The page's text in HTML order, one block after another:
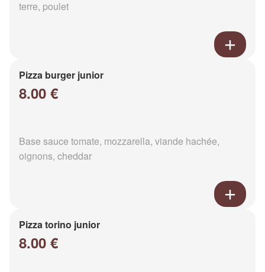
terre, poulet
Pizza burger junior
8.00 €
Base sauce tomate, mozzarella, viande hachée,
oignons, cheddar
Pizza torino junior
8.00 €